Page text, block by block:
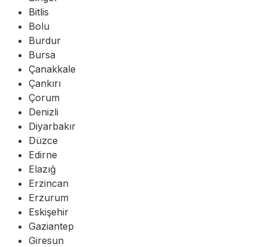
Bitlis
Bolu
Burdur
Bursa
Çanakkale
Çankırı
Çorum
Denizli
Diyarbakır
Düzce
Edirne
Elazığ
Erzincan
Erzurum
Eskişehir
Gaziantep
Giresun